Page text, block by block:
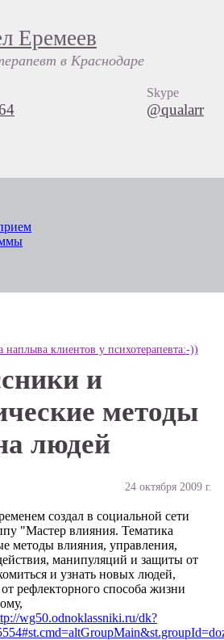
Еремеев
в Краснодаре
Skype
@qualarr
наплыва клиентов у психотерапевта:-))
и
методы
людей
24 октября 2009 г.
создал в социальной сети
"Мастер влияния. Тематика
методы влияния, управления,
манипуляций и защиты от
и узнать новых людей,
рефлекторного способа жизни
wg50.odnoklassniki.ru/dk?